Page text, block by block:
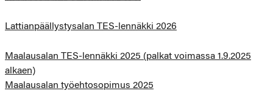
Lattianpäällystysalan TES-lennäkki 2026
Maalausalan TES-lennäkki 2025 (palkat voimassa 1.9.2025
alkaen)
Maalausalan työehtosopimus 2025